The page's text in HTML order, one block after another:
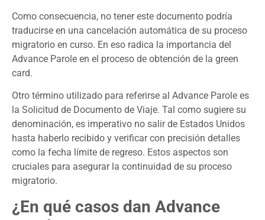
Como consecuencia, no tener este documento podría
traducirse en una cancelación automática de su proceso
migratorio en curso. En eso radica la importancia del
Advance Parole en el proceso de obtención de la green
card.
Otro término utilizado para referirse al Advance Parole es
la Solicitud de Documento de Viaje. Tal como sugiere su
denominación, es imperativo no salir de Estados Unidos
hasta haberlo recibido y verificar con precisión detalles
como la fecha límite de regreso. Estos aspectos son
cruciales para asegurar la continuidad de su proceso
migratorio.
¿En qué casos dan Advance